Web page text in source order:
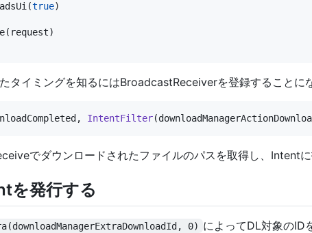
true)
タイミングを知るにはBroadcastReceiverを登録することに
IntentFilter
でダウンロードされたファイルのパスを取得し、Intentに
を発行する
0) によってDL対象のID